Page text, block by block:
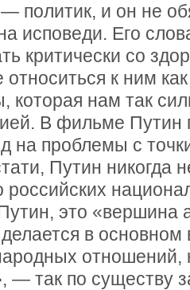
политик, и он не
исповеди. Его
критически со
к ним
которая нам так
В фильме Путин
на проблемы с
Путин никогда
российских
это «вершина
делается в
отношений,
— так по существу